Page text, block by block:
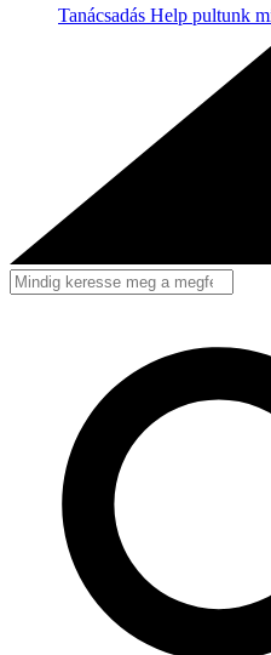
Tanácsadás Help pultunk